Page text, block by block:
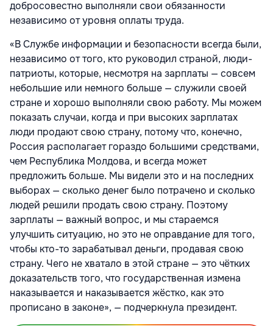
добросовестно выполняли свои обязанности
независимо от уровня оплаты труда.
«В Службе информации и безопасности всегда были,
независимо от того, кто руководил страной, люди-
патриоты, которые, несмотря на зарплаты — совсем
небольшие или немного больше — служили своей
стране и хорошо выполняли свою работу. Мы можем
показать случаи, когда и при высоких зарплатах
люди продают свою страну, потому что, конечно,
Россия располагает гораздо большими средствами,
чем Республика Молдова, и всегда может
предложить больше. Мы видели это и на последних
выборах — сколько денег было потрачено и сколько
людей решили продать свою страну. Поэтому
зарплаты — важный вопрос, и мы стараемся
улучшить ситуацию, но это не оправдание для того,
чтобы кто-то зарабатывал деньги, продавая свою
страну. Чего не хватало в этой стране — это чётких
доказательств того, что государственная измена
наказывается и наказывается жёстко, как это
прописано в законе», — подчеркнула президент.